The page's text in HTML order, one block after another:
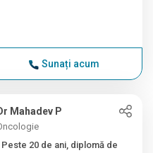
Sunați acum
Mahadev P
Peste 20 de ani, diplomă de